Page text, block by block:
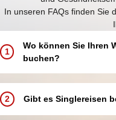
In unseren FAQs finden Sie
1
Wo können Sie Ihren
buchen?
Buchen Sie Ihren
In einem unserer 5 LANG
Chemnitz, Schwarzenberg
2 Gibt es Singlereisen